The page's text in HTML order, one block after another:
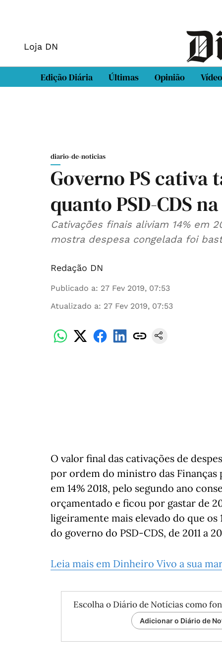
Loja DN
Edição Diária Últimas Opinião
diario-de-noticias
Governo PS cativa
quanto PSD-CDS
Cativações finais aliviam 14% em
mostra despesa congelada foi
Redação DN
Publicado a: 27 Fev 2019, 07:53
Atualizado a: 27 Fev 2019, 07:53
O valor final das cativações de
por ordem do ministro das
em 14% 2018, pelo segundo ano
orçamentado e ficou por gastar de
ligeiramente mais elevado do que os
do governo do PSD-CDS, de 2011 a
Leia mais em Dinheiro Vivo a sua
Escolha o Diário de Notícias como
Adicionar o Diário de